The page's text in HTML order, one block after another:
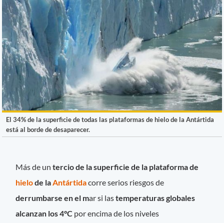
El 34% de la superficie de todas las plataformas de hielo de la Antártida
está al borde de desaparecer.
Más de untercio de la superficie de la plataforma de
hielode la Antártidacorre serios riesgos de
derrumbarse en el mar si lastemperaturas globales
alcanzan los 4°C por encima de los niveles